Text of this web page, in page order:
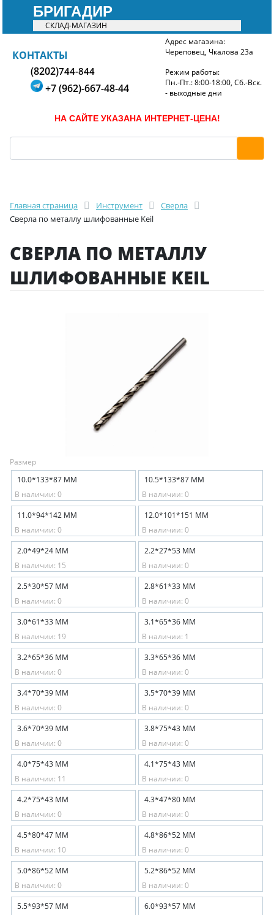
БРИГАДИР
СКЛАД-МАГАЗИН
БРИГАДИР
КОНТАКТЫ
(8202)744-844
+7 (962)-667-48-44
Адрес магазина:
Череповец, Чкалова 23а
Режим работы:
Пн.-Пт.: 8:00-18:00, Сб.-Вск.
- выходные дни
НА САЙТЕ УКАЗАНА ИНТЕРНЕТ-ЦЕНА!
Главная страница Инструмент
Сверла
Сверла по металлу шлифованные Keil
СВЕРЛА ПО МЕТАЛЛУ
ШЛИФОВАННЫЕ KEIL
Размер
10.0*133*87 ММ
В наличии: 0
10.5*133*87 ММ
В наличии: 0
11.0*94*142 ММ
В наличии: 0
12.0*101*151 ММ
В наличии: 0
2.0*49*24 ММ
В наличии: 15
2.2*27*53 ММ
В наличии: 0
2.5*30*57 ММ
В наличии: 0
2.8*61*33 ММ
В наличии: 0
3.0*61*33 ММ
В наличии: 19
3.1*65*36 ММ
В наличии: 1
3.2*65*36 ММ
В наличии: 0
3.3*65*36 ММ
В наличии: 0
3.4*70*39 ММ
В наличии: 0
3.5*70*39 ММ
В наличии: 0
3.6*70*39 ММ
В наличии: 0
3.8*75*43 ММ
В наличии: 0
4.0*75*43 ММ
В наличии: 11
4.1*75*43 ММ
В наличии: 0
4.2*75*43 ММ
В наличии: 0
4.3*47*80 ММ
В наличии: 0
4.5*80*47 ММ
В наличии: 10
4.8*86*52 ММ
В наличии: 0
5.0*86*52 ММ
В наличии: 0
5.2*86*52 ММ
В наличии: 0
5.5*93*57 ММ
6.0*93*57 ММ